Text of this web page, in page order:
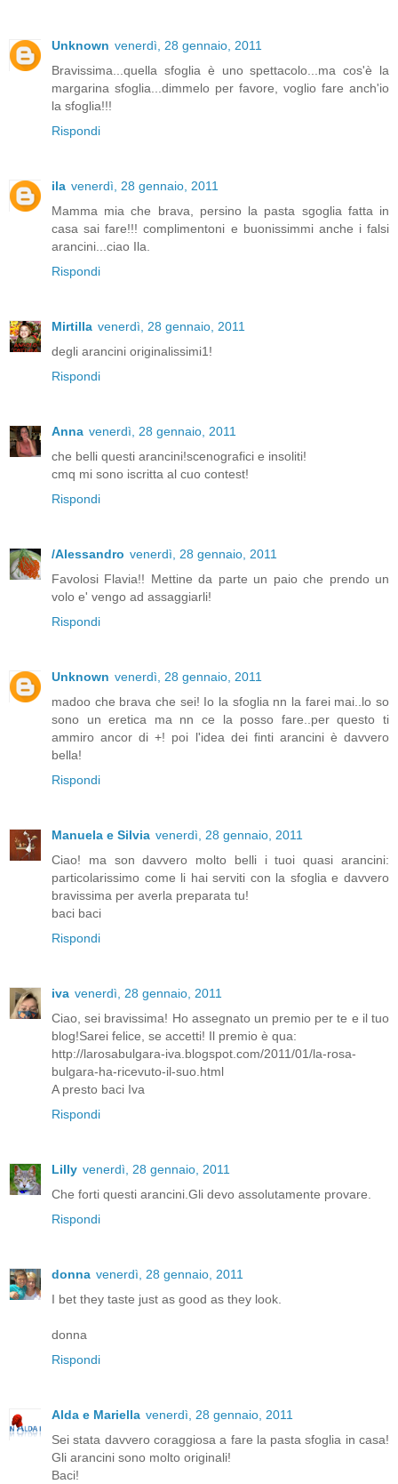
Unknown venerdì, 28 gennaio, 2011
Bravissima...quella sfoglia è uno spettacolo...ma cos'è la
margarina sfoglia...dimmelo per favore, voglio fare anch'io
la sfoglia!!!
Rispondi
ila venerdì, 28 gennaio, 2011
Mamma mia che brava, persino la pasta sgoglia fatta in
casa sai fare!!! complimentoni e buonissimmi anche i falsi
arancini...ciao Ila.
Rispondi
Mirtilla venerdì, 28 gennaio, 2011
degli arancini originalissimi1!
Rispondi
Anna venerdì, 28 gennaio, 2011
che belli questi arancini!scenografici e insoliti!
cmq mi sono iscritta al cuo contest!
Rispondi
/Alessandro venerdì, 28 gennaio, 2011
Favolosi Flavia!! Mettine da parte un paio che prendo un
volo e' vengo ad assaggiarli!
Rispondi
Unknown venerdì, 28 gennaio, 2011
madoo che brava che sei! Io la sfoglia nn la farei mai..lo so
sono un eretica ma nn ce la posso fare..per questo ti
ammiro ancor di +! poi l'idea dei finti arancini è davvero
bella!
Rispondi
Manuela e Silvia venerdì, 28 gennaio, 2011
Ciao! ma son davvero molto belli i tuoi quasi arancini:
particolarissimo come li hai serviti con la sfoglia e davvero
bravissima per averla preparata tu!
baci baci
Rispondi
iva venerdì, 28 gennaio, 2011
Ciao, sei bravissima! Ho assegnato un premio per te e il tuo
blog!Sarei felice, se accetti! Il premio è qua:
http://larosabulgara-iva.blogspot.com/2011/01/la-rosa-
bulgara-ha-ricevuto-il-suo.html
A presto baci Iva
Rispondi
Lilly venerdì, 28 gennaio, 2011
Che forti questi arancini.Gli devo assolutamente provare.
Rispondi
donna venerdì, 28 gennaio, 2011
I bet they taste just as good as they look.
donna
Rispondi
Alda e Mariella venerdì, 28 gennaio, 2011
Sei stata davvero coraggiosa a fare la pasta sfoglia in casa!
Gli arancini sono molto originali!
Baci!